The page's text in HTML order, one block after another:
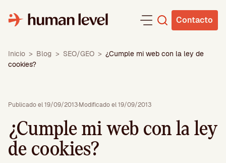
contenido
Contacto
Inicio > Blog > SEO/GEO > ¿Cumple mi web con la ley de
cookies?
Publicado el 19/09/2013·Modificado el 19/09/2013
¿Cumple mi web con la ley
de cookies?